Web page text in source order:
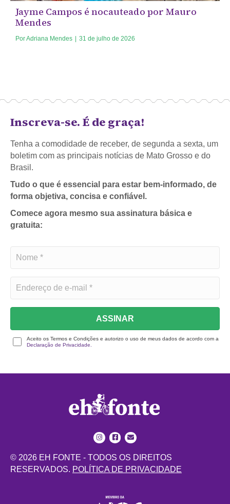
Jayme Campos é nocauteado por Mauro
Mendes
PorAdriana Mendes | 31 de julho de 2026
Inscreva-se. É de graça!
Tenha a comodidade de receber, de segunda a sexta, um
boletim com as principais notícias de Mato Grosso e do
Brasil.
Tudo o que é essencial para estar bem-informado, de
forma objetiva, concisa e confiável.
Comece agora mesmo sua assinatura básica e
gratuita:
ASSINAR
Aceito os Termos e Condições e autorizo o uso de meus dados de acordo com a
Declaração de Privacidade.
© 2026 EH FONTE - TODOS OS DIREITOS
RESERVADOS. POLÍTICA DE PRIVACIDADE